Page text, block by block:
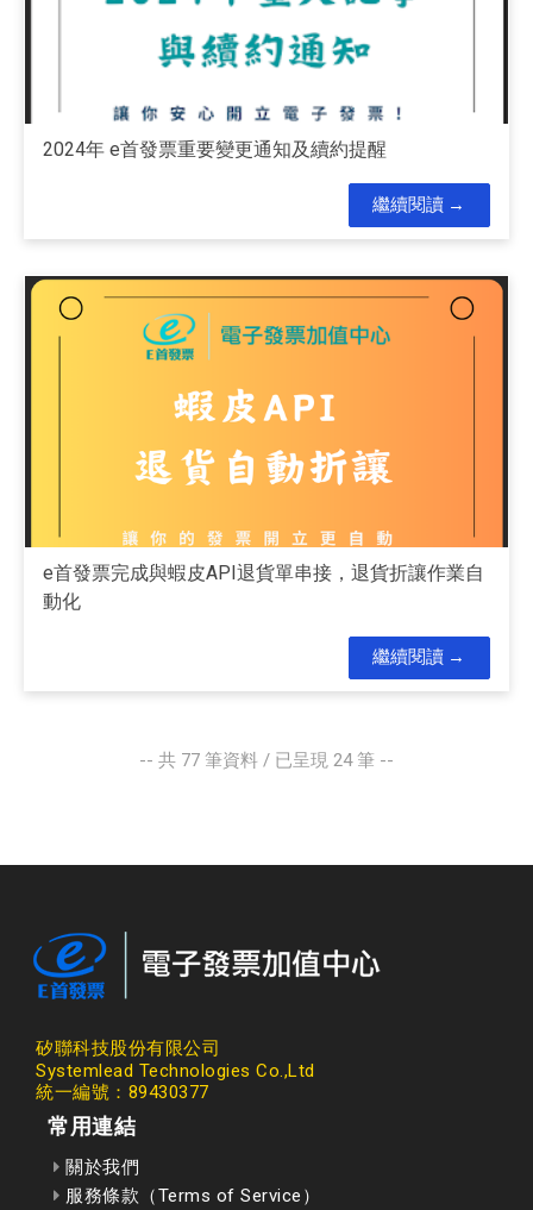
2024年 e首發票重要變更通知及續約提醒
繼續閱讀
e首發票完成與蝦皮API退貨單串接，退貨折讓作業自
動化
繼續閱讀
-- 共 77 筆資料 / 已呈現 24筆 --
矽聯科技股份有限公司
Systemlead Technologies Co.,Ltd
統一編號：89430377
常用連結
關於我們
服務條款（Terms of Service）